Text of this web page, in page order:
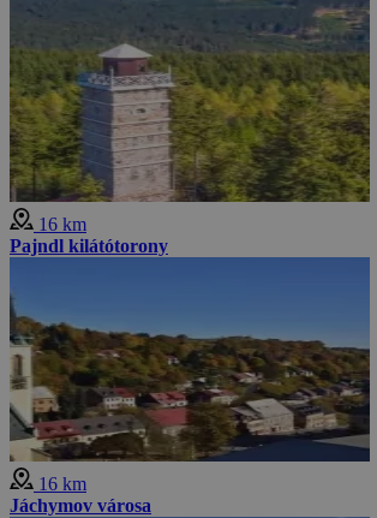
16 km
Pajndl kilátótorony
16 km
Jáchymov városa